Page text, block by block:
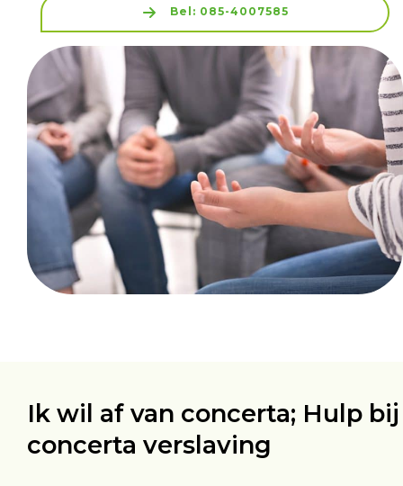
Bel: 085-4007585
Ik wil af van concerta; Hulp bij
concerta verslaving